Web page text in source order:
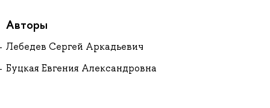
Авторы
Лебедев Сергей Аркадьевич
Буцкая Евгения Александровна